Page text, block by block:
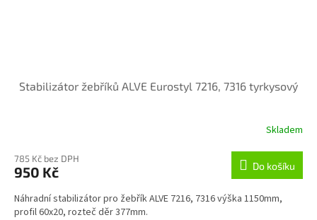
Stabilizátor žebříků ALVE Eurostyl 7216, 7316 tyrkysový
Skladem
785 Kč bez DPH
950 Kč Do košíku
Náhradní stabilizátor pro žebřík ALVE 7216, 7316 výška 1150mm,
profil 60x20, rozteč děr 377mm.